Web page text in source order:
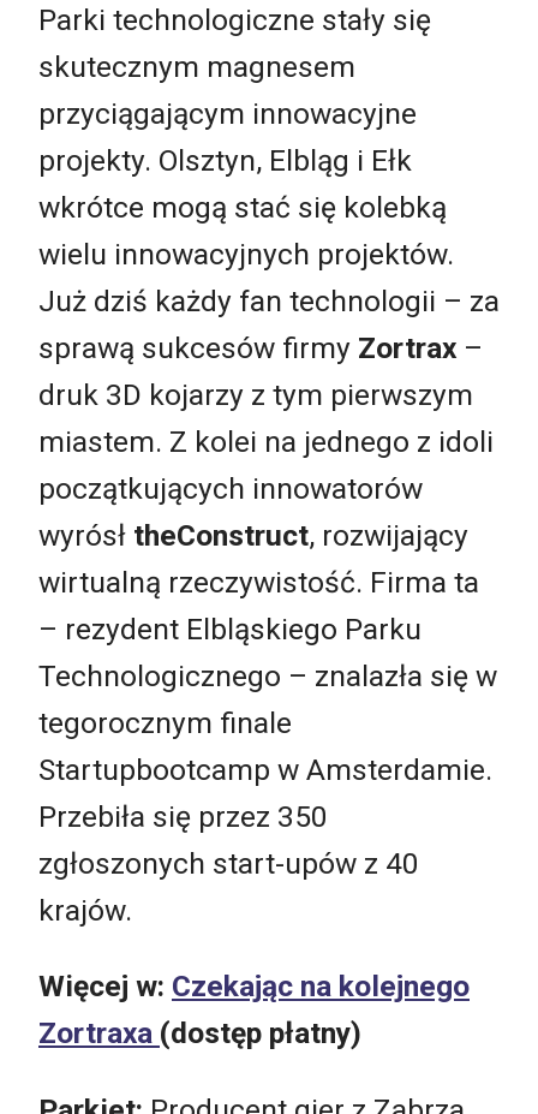
Parki technologiczne stały się
skutecznym magnesem
przyciągającym innowacyjne
projekty. Olsztyn, Elbląg i Ełk
wkrótce mogą stać się kolebką
wielu innowacyjnych projektów.
Już dziś każdy fan technologii – za
sprawą sukcesów firmy Zortrax –
druk 3D kojarzy z tym pierwszym
miastem. Z kolei na jednego z idoli
początkujących innowatorów
wyrósł theConstruct, rozwijający
wirtualną rzeczywistość. Firma ta
– rezydent Elbląskiego Parku
Technologicznego – znalazła się w
tegorocznym finale
Startupbootcamp w Amsterdamie.
Przebiła się przez 350
zgłoszonych start-upów z 40
krajów.
Więcej w: Czekając na kolejnego
Zortraxa (dostęp płatny)